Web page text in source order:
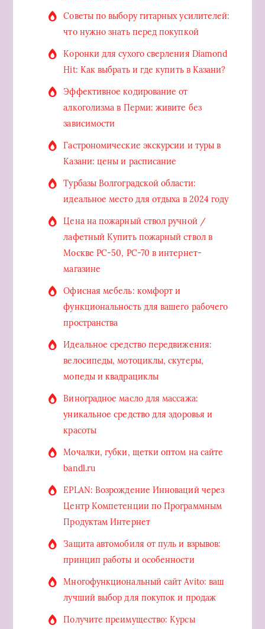
Советы по выбору гитарных усилителей:
что нужно знать перед покупкой
Коронки для сухого сверления Diamond
Hit: Как выбрать и где купить в Казани?
Эффективное кодирование от
алкоголизма в Перми: живите без
зависимости
Гастрономические экскурсии и туры в
Казани: цены и расписание
Турбазы Волгоградской области:
идеальное место для отдыха в 2024 году
Цена на пожарный ствол ручной /
лафетный Купить пожарный ствол в
Москве РС-50, РС-70 в интернет-
магазине
Офисная мебель: комфорт и
функциональность для вашего рабочего
пространства
Идеальное средство передвижения:
велосипеды, мотоциклы, скутеры,
мопеды и квадрациклы
Виноградное масло для массажа:
уникальное средство для здоровья и
красоты
Мочалки, губки, щетки оптом на сайте
bandl.ru
EPLAN: Возрождение Инноваций через
Центр Компетенции по Программным
Продуктам Интернет
Защита автомобиля от пуль и взрывов:
принцип работы и особенности
Многофункциональный сайт Avito: ваш
лучший выбор для покупок и продаж
Получите преимущество: Курсы